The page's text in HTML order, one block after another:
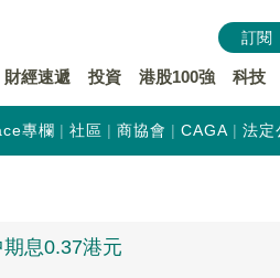
財經速遞 投資 港股100強 科技
訂閱
專欄 社區 商協會 CAGA 法定
息0.37港元